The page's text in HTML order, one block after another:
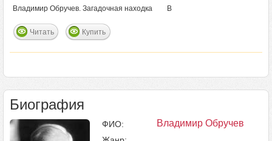
Владимир Обручев. Загадочная находка В
Читать Купить
Биография
ФИО: Владимир Обручев